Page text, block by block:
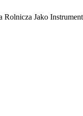
Rolnicza Jako